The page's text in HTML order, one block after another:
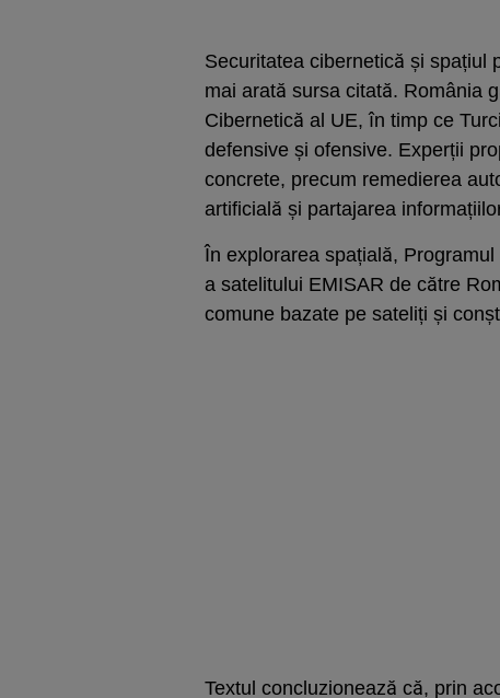
Securitatea cibernetică și spațiul
mai arată sursa citată. România
Cibernetică al UE, în timp ce
defensive și ofensive. Experții
concrete, precum remedierea
artificială și partajarea
În explorarea spațială,
a satelitului EMISAR de către
comune bazate pe sateliți și
Textul concluzionează că, prin